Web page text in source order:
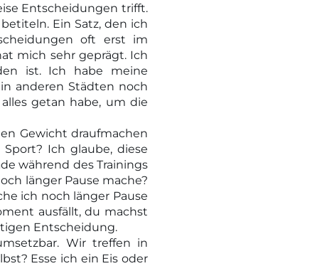
Entscheidungen trifft.
Ein Satz, den ich
oft erst im
mich sehr geprägt. Ich
ist. Ich habe meine
anderen Städten noch
getan habe, um die
Gewicht draufmachen
Ich glaube, diese
während des Trainings
länger Pause mache?
ich noch länger Pause
ausfällt, du machst
Entscheidung.
Wir treffen in
Esse ich ein Eis oder